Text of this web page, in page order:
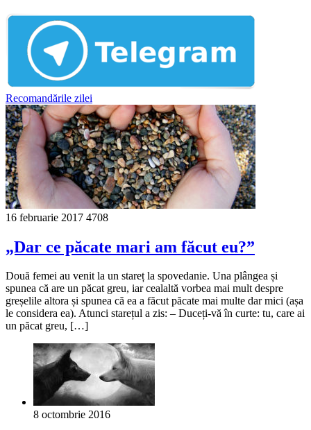
Recomandările zilei
16 februarie 2017 4708
„Dar ce păcate mari am făcut eu?”
Două femei au venit la un stareț la spovedanie. Una plângea și
spunea că are un păcat greu, iar cealaltă vorbea mai mult despre
greșelile altora și spunea că ea a făcut păcate mai multe dar mici (așa
le considera ea). Atunci starețul a zis: – Duceți-vă în curte: tu, care ai
un păcat greu, […]
8 octombrie 2016